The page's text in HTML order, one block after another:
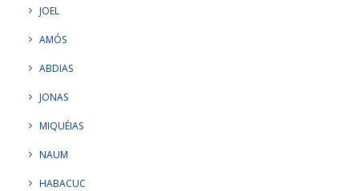
JOEL
AMÓS
ABDIAS
JONAS
MIQUÉIAS
NAUM
HABACUC